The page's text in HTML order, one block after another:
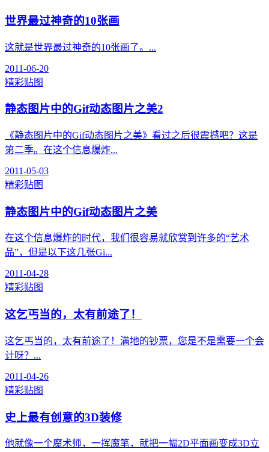
世界最过神奇的10张画
这就是世界最过神奇的10张画了。...
2011-06-20
精彩贴图
静态图片中的Gif动态图片之美2
《静态图片中的Gif动态图片之美》看过之后很震撼吧？这是
第二季。在这个信息爆炸...
2011-05-03
精彩贴图
静态图片中的Gif动态图片之美
在这个信息爆炸的时代，我们很容易就欣赏到许多的“艺术
品”，但是以下这几张Gi...
2011-04-28
精彩贴图
这乞丐当的，太有前途了！
这乞丐当的，太有前途了！满地的钞票，您是不是需要一个会
计呀？...
2011-04-26
精彩贴图
史上最有创意的3D装修
他就像一个魔术师，一挥魔笔，就把一幅2D平面画变成3D立